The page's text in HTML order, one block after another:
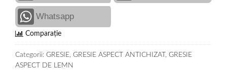
Whatsapp
Comparație
Categorii: GRESIE, GRESIE ASPECT ANTICHIZAT , GRESIE
ASPECT DE LEMN